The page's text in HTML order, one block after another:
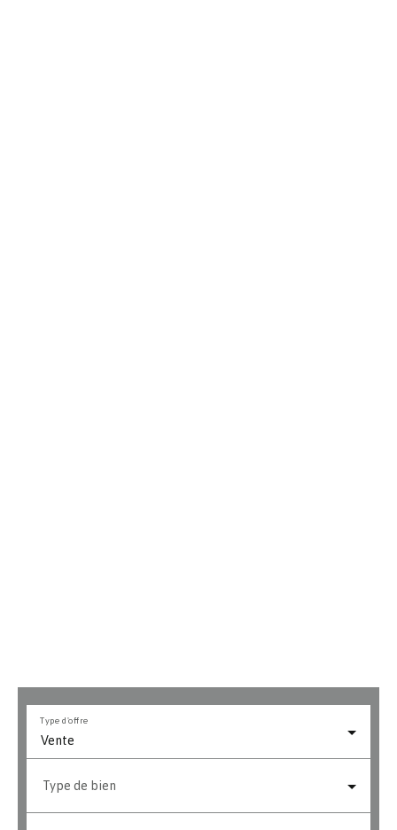
Vente
Type d'offre
Type de bien